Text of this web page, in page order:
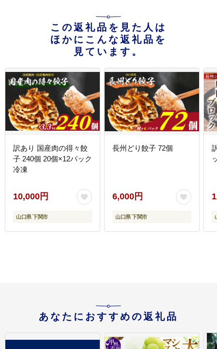
この返礼品を見た人は
ほかにこんな返礼品を
見ています。
訳あり 国産肉の得々餃
子 240個 20個×12パック
冷凍
10,000円
山口県 下関市
長州どり餃子 72個
6,000円
山口県 下関市
あなたにおすすめの返礼品